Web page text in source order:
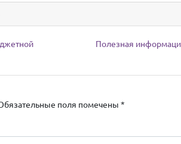
Полезная
поля помечены *